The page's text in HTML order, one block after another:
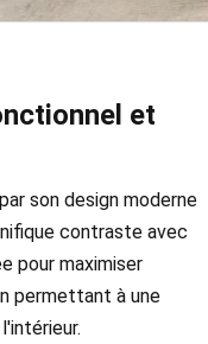
et
son design moderne
contraste avec
pour maximiser
permettant à une